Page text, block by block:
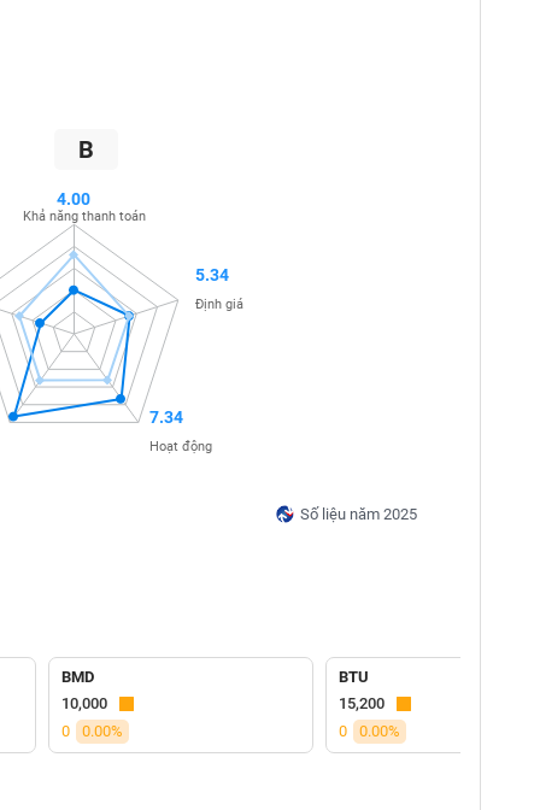
B
Số liệu năm 2025
4.00
Khả năng thanh toán
5.34
Định giá
7.34
Hoạt động
BMD
10,000
0
0.00%
BTU
15,200
0
0.00%